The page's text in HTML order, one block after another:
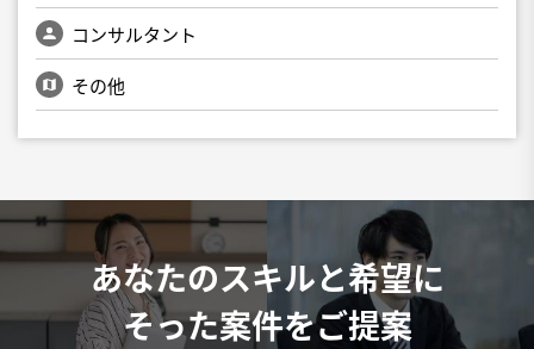
コンサルタント
その他
あなたのスキルと希望に
そった案件をご提案